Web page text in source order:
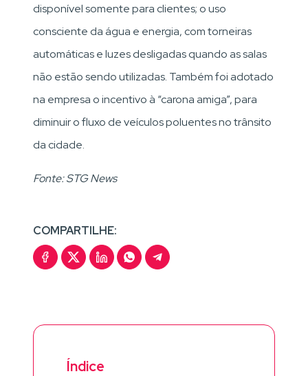
disponível somente para clientes; o uso
consciente da água e energia, com torneiras
automáticas e luzes desligadas quando as salas
não estão sendo utilizadas. Também foi adotado
na empresa o incentivo à “carona amiga”, para
diminuir o fluxo de veículos poluentes no trânsito
da cidade.
Fonte: STG News
COMPARTILHE:
Índice